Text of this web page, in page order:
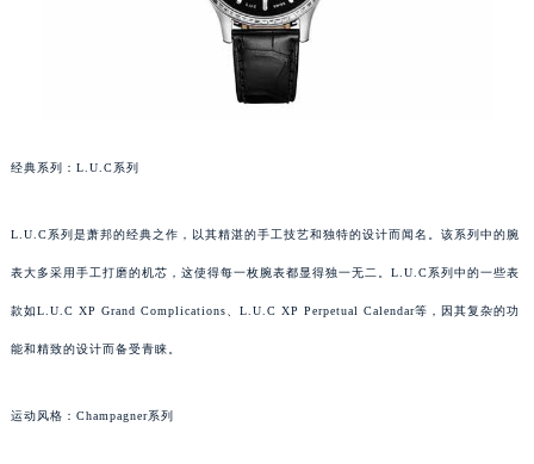
经典系列：L.U.C系列
L.U.C系列是萧邦的经典之作，以其精湛的手工技艺和独特的设计而闻名。该系列中的腕
表大多采用手工打磨的机芯，这使得每一枚腕表都显得独一无二。L.U.C系列中的一些表
款如L.U.C XP Grand Complications、L.U.C XP Perpetual Calendar等，因其复杂的功
能和精致的设计而备受青睐。
运动风格：Champagner系列